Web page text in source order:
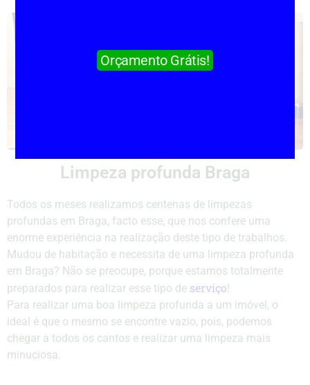
Limpeza profunda Braga
Todos os meses realizamos centenas de limpezas
profundas em Braga, facto esse, que nos confere uma
enorme experiência na realização deste tipo de trabalhos.
Mudou de habitação e necessita de uma limpeza profunda
em Braga? Não se preocupe, porque estamos totalmente
preparados para realizar esse tipo de serviço!
Para realizar uma boa limpeza profunda a um imóvel, o
ideal é que o mesmo se encontre vazio, pois, podemos
chegar a todos os cantos e realizar uma limpeza mais
minuciosa.
Orçamento Grátis!